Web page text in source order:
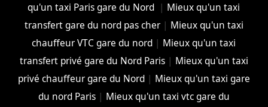
qu'un taxi Paris gare du Nord | Mieux qu'un taxi
transfert gare du nord pas cher| Mieux qu'un taxi
chauffeur VTC gare du nord | Mieux qu'un taxi
transfert privé gare du Nord Paris| Mieux qu'un taxi
privé chauffeur gare du Nord| Mieux qu'un taxi gare
du nord Paris| Mieux qu'un taxi vtc gare du